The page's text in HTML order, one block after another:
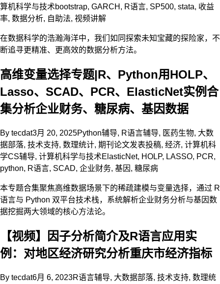
算机科学与技术bootstrap, GARCH , R语言, SP500, stata, 收益
率, 数据分析, 自助法, 视频讲解
在数据科学的浩瀚海洋中，我们如同探索未知宝藏的探险家，不
断追寻更精准、更高效的数据分析方法。
高维变量选择专题|R、Python用HOLP、
Lasso、SCAD、PCR、ElasticNet实例合
集分析企业财务、糖尿病、基因数据
By tecdat3月 20, 2025Python辅导, R语言辅导, 医药生物, 大数
据部落, 技术支持, 数理统计, 期刊论文发表投稿, 经济, 计算机科
学CS辅导, 计算机科学与技术ElasticNet, HOLP, LASSO, PCR,
python, R语言, SCAD, 企业财务, 基因 , 糖尿病
本专题合集聚焦高维数据场景下的稀疏建模与变量选择，通过 R
语言与 Python 双平台技术栈，系统解析企业财务分析与基因数
据挖掘两大领域的核心方法论。
【视频】因子分析简介及R语言应用实
例：对地区经济研究分析重庆市经济指标
By tecdat6月 6, 2023R语言辅导, 大数据部落, 技术支持, 数理统